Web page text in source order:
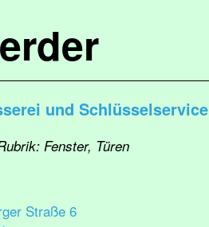
und Schlüsselservice
Fenster, Türen
Straße 6